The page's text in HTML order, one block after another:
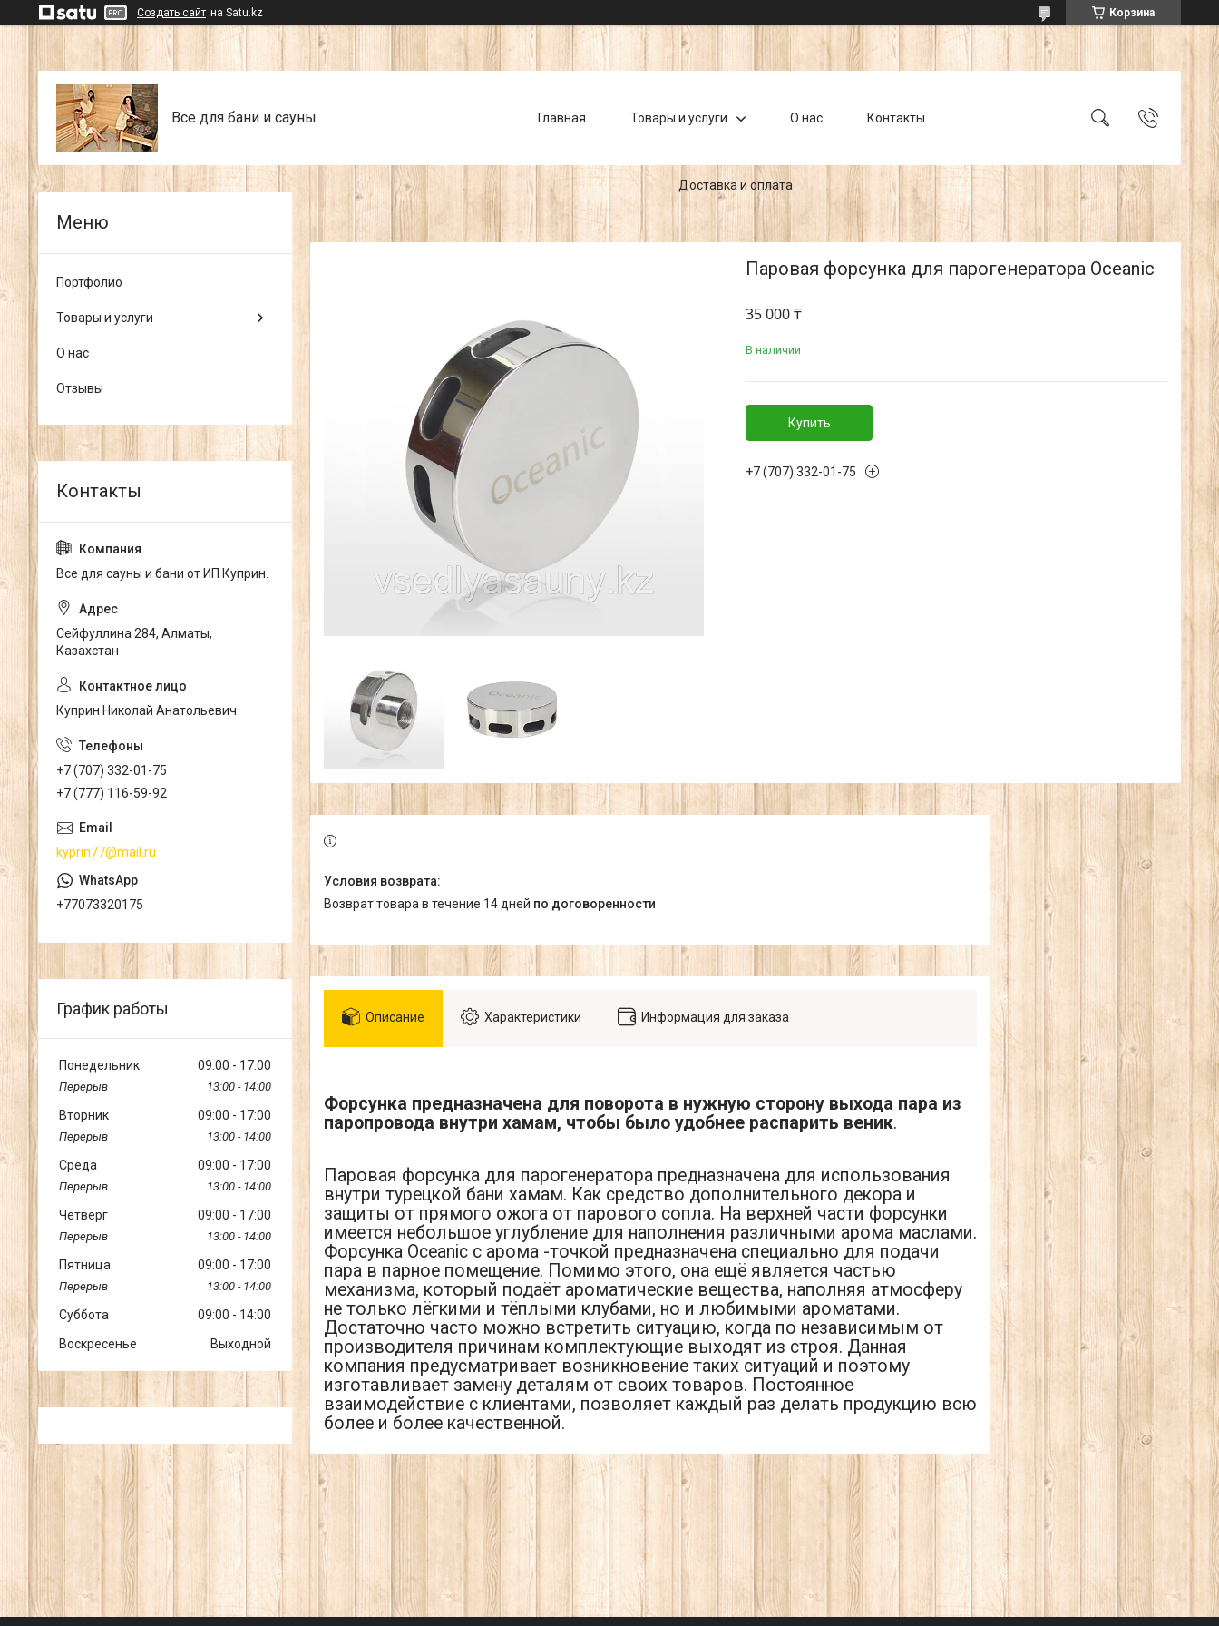
Создать сайт на Satu.kz Корзина
Все для бани и сауны Главная Товары и услуги О нас Контакты
Доставка и оплата
Паровая форсунка для парогенератора Oceanic
35 000 ₸
В наличии
Купить
+7 (707) 332-01-75
возврат товара в течение 14 дней по договоренности
Описание Характеристики Информация для заказа
Форсунка предназначена для поворота в нужную сторону выхода пара из
паропровода внутри хамам, чтобы было удобнее распарить веник.
Паровая форсунка для парогенератора предназначена для использования
внутри турецкой бани хамам. Как средство дополнительного декора и
защиты от прямого ожога от парового сопла. На верхней части форсунки
имеется небольшое углубление для наполнения различными арома маслами.
Форсунка Oceanic с арома -точкой предназначена специально для подачи
пара в парное помещение. Помимо этого, она ещё является частью
механизма, который подаёт ароматические вещества, наполняя атмосферу
не только лёгкими и тёплыми клубами, но и любимыми ароматами.
Достаточно часто можно встретить ситуацию, когда по независимым от
производителя причинам комплектующие выходят из строя. Данная
компания предусматривает возникновение таких ситуаций и поэтому
изготавливает замену деталям от своих товаров. Постоянное
взаимодействие с клиентами, позволяет каждый раз делать продукцию всю
более и более качественной.
Портфолио
Товары и услуги
О нас
Отзывы
Все для сауны и бани от ИП Куприн.
Сейфуллина 284, Алматы,
Казахстан
Куприн Николай Анатольевич
+7 (707) 332-01-75
+7 (777) 116-59-92
kyprin77@mail.ru
+77073320175
График работы
Понедельник 09:00 17:00
13:00 14:00
Вторник 09:00 17:00
13:00 14:00
Среда 09:00 17:00
13:00 14:00
Четверг 09:00 17:00
13:00 14:00
Пятница 09:00 17:00
13:00 14:00
Суббота 09:00
14:00
Воскресенье
Выходной